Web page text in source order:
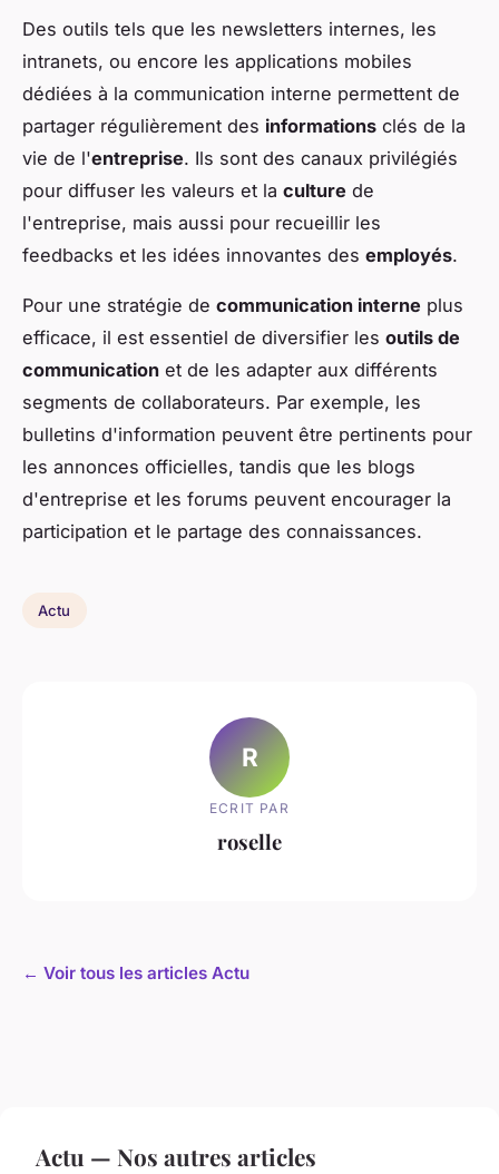
Des outils tels que les newsletters internes, les
intranets, ou encore les applications mobiles
dédiées à la communication interne permettent de
partager régulièrement des informations clés de la
vie de l'entreprise. Ils sont des canaux privilégiés
pour diffuser les valeurs et la culture de
l'entreprise, mais aussi pour recueillir les
feedbacks et les idées innovantes des employés.
Pour une stratégie de communication interne plus
efficace, il est essentiel de diversifier les outils de
communication et de les adapter aux différents
segments de collaborateurs. Par exemple, les
bulletins d'information peuvent être pertinents pour
les annonces officielles, tandis que les blogs
d'entreprise et les forums peuvent encourager la
participation et le partage des connaissances.
Actu
R
ECRIT PAR
roselle
← Voir tous les articles Actu
Actu — Nos autres articles